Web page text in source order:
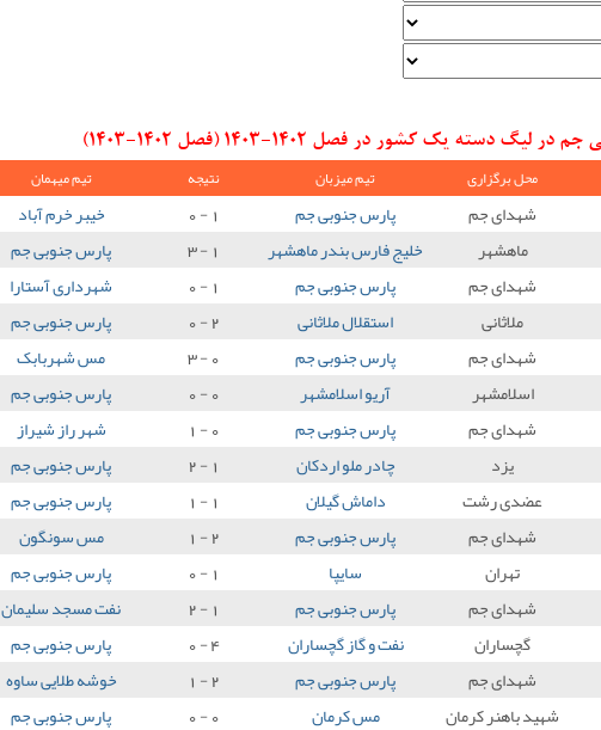
دسته یک کشور در فصل 1402-1403 (فصل 1402-1403)
محل برگزاری تیم میزبان نتیجه تیم میهمان
شهدای جم پارس جنوبی جم 1 - 0 خیبر خرم آباد
ماهشهر خلیج فارس بندر ماهشهر 1 - 3 پارس جنوبی جم
شهدای جم پارس جنوبی جم 1 - 0 شهرداری آستارا
ملاثانی استقلال ملاثانی 2 - 0 پارس جنوبی جم
شهدای جم پارس جنوبی جم 0 - 3 مس شهربابک
اسلامشهر آریو اسلامشهر 0 - 0 پارس جنوبی جم
شهدای جم پارس جنوبی جم 0 - 1 شهر راز شیراز
یزد چادر ملو اردکان 1 - 2 پارس جنوبی جم
عضدی رشت داماش گیلان 1 - 1 پارس جنوبی جم
شهدای جم پارس جنوبی جم 2 - 1 مس سونگون
تهران سایپا 1 - 0 پارس جنوبی جم
شهدای جم پارس جنوبی جم 1 - 2 نفت مسجد سلیمان
گچساران نفت و گاز گچساران 4 - 0 پارس جنوبی جم
شهدای جم پارس جنوبی جم 2 - 1 خوشه طلایی ساوه
شهید باهنر کرمان مس کرمان 0 - 0 پارس جنوبی جم